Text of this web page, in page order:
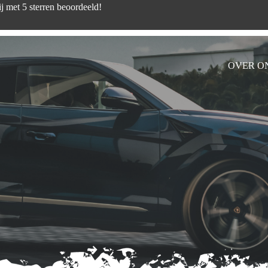
zijn wij met 5 sterren
OVER